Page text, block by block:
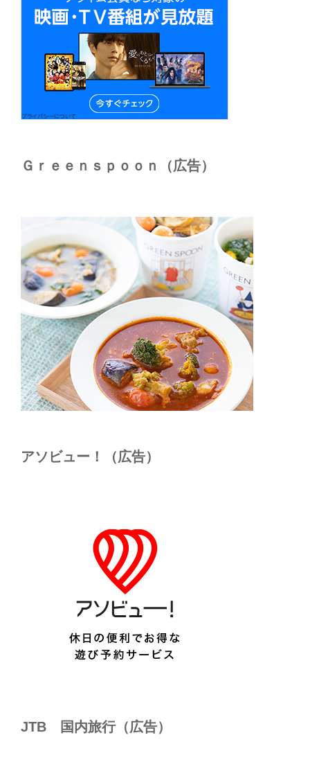
Ｇｒｅｅｎｓｐｏｏｎ（広告）
アソビュー！（広告）
JTB 国内旅行（広告）